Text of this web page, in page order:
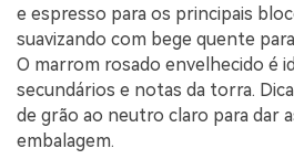
e espresso para os principais
suavizando com bege quente
O marrom rosado envelhecido é
secundários e notas da torra.
de grão ao neutro claro para dar
embalagem.